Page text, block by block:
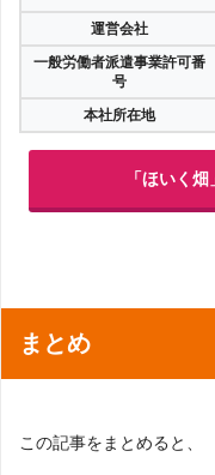
運営会社
一般労働者派遣事業許可番
号
本社所在地
「ほいく
まとめ
この記事をまとめると、